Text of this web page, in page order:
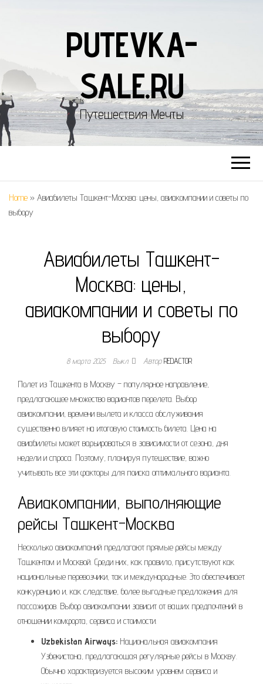
PUTEVKA-
SALE.RU
Путешествия Мечты
Home » Авиабилеты Ташкент-Москва: цены, авиакомпании и советы по
выбору
Авиабилеты Ташкент-
Москва: цены,
авиакомпании и советы по
выбору
8 марта 2025 Выкл. АвторREDACTOR
Полет из Ташкента в Москву – популярное направление,
предлагающее множество вариантов перелета. Выбор
авиакомпании, времени вылета и класса обслуживания
существенно влияет на итоговую стоимость билета. Цена на
авиабилеты может варьироваться в зависимости от сезона, дня
недели и спроса. Поэтому, планируя путешествие, важно
учитывать все эти факторы для поиска оптимального варианта.
Авиакомпании, выполняющие
рейсы Ташкент-Москва
Несколько авиакомпаний предлагают прямые рейсы между
Ташкентом и Москвой. Среди них, как правило, присутствуют как
национальные перевозчики, так и международные. Это обеспечивает
конкуренцию и, как следствие, более выгодные предложения для
пассажиров. Выбор авиакомпании зависит от ваших предпочтений в
отношении комфорта, сервиса и стоимости.
Uzbekistan Airways: Национальная авиакомпания
Узбекистана, предлагающая регулярные рейсы в Москву.
Обычно характеризуется высоким уровнем сервиса и